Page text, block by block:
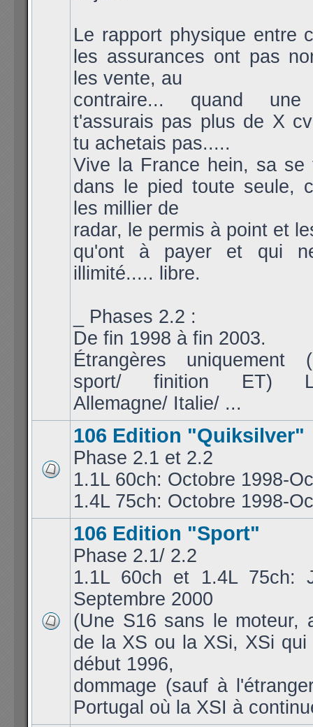
Le rapport physique entre
les assurances ont pas
les vente, au
contraire... quand
t'assurais pas plus de X
tu achetais pas.....
Vive la France hein, sa se
dans le pied toute seule,
les millier de
radar, le permis à point et
qu'ont à payer et qui
illimité..... libre.
_ Phases 2.2 :
De fin 1998 à fin 2003.
Étrangères uniquement
sport/ finition ET)
Allemagne/ Italie/ ...
106 Edition "Quiksilver"
Phase 2.1 et 2.2
1.1L 60ch: Octobre 1998-
1.4L 75ch: Octobre 1998-
106 Edition "Sport"
Phase 2.1/ 2.2
1.1L 60ch et 1.4L 75ch:
Septembre 2000
(Une S16 sans le moteur,
de la XS ou la XSi, XSi qui
début 1996,
dommage (sauf à
Portugal où la XSI à